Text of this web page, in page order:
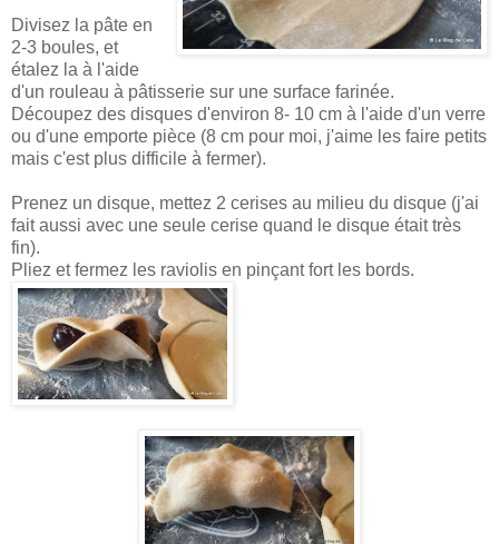
Divisez la pâte en
2-3 boules, et
étalez la à l'aide
d'un rouleau à pâtisserie sur une surface farinée.
Découpez des disques d'environ 8- 10 cm à l'aide d'un verre
ou d'une emporte pièce (8 cm pour moi, j'aime les faire petits
mais c'est plus difficile à fermer).
Prenez un disque, mettez 2 cerises au milieu du disque (j'ai
fait aussi avec une seule cerise quand le disque était très
fin).
Pliez et fermez les raviolis en pinçant fort les bords.